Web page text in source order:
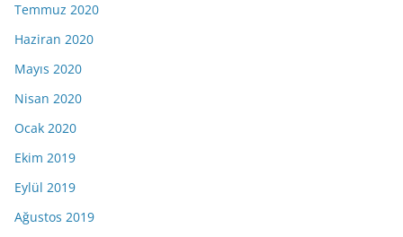
Temmuz 2020
Haziran 2020
Mayıs 2020
Nisan 2020
Ocak 2020
Ekim 2019
Eylül 2019
Ağustos 2019